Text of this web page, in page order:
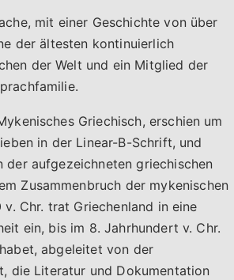
mit einer Geschichte von über
der ältesten kontinuierlich
der Welt und ein Mitglied der
Griechisch, erschien um
in der Linear-B-Schrift, und
der aufgezeichneten griechischen
Zusammenbruch der mykenischen
Chr. trat Griechenland in eine
ein, bis im 8. Jahrhundert v. Chr.
abgeleitet von der
die Literatur und Dokumentation